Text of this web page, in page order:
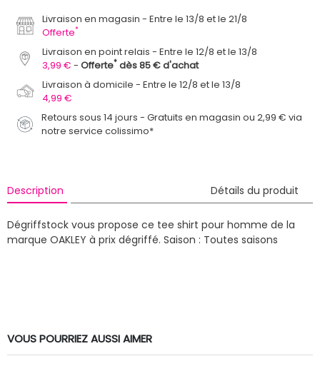
Livraison en magasin
Entre le 13/8 et le 21/8
Offerte*
Livraison en point relais
Entre le 12/8 et le 13/8
3,99 €
Offerte* dès 85 € d'achat
Livraison à domicile
Entre le 12/8 et le 13/8
4,99 €
Retours sous 14 jours - Gratuits en magasin ou 2,99 € via
notre service colissimo*
Description Détails du produit
Dégriffstock vous propose ce tee shirt pour homme de la
marque OAKLEY à prix dégriffé. Saison : Toutes saisons
VOUS POURRIEZ AUSSI AIMER